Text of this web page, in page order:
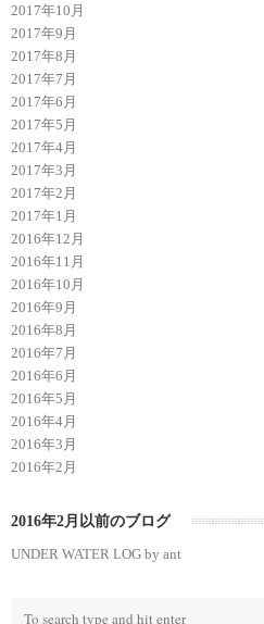
2017年10月
2017年9月
2017年8月
2017年7月
2017年6月
2017年5月
2017年4月
2017年3月
2017年2月
2017年1月
2016年12月
2016年11月
2016年10月
2016年9月
2016年8月
2016年7月
2016年6月
2016年5月
2016年4月
2016年3月
2016年2月
2016年2月以前のブログ
UNDER WATER LOG by ant